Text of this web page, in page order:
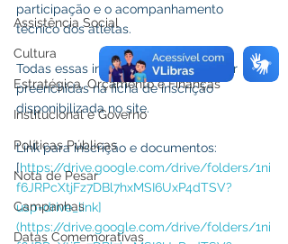
Assistência Social
Cultura
Estratégica, Orçamento e Finanças
Institucional e Governo
Políticas Públicas
Nota de Pesar
Campanhas
Datas Comemorativas
participação e o acompanhamento
técnico dos atletas.
Todas essas informações deverão ser
preenchidas na ficha de inscrição
disponibilizada no site.
Link para inscrição e documentos:
[https://drive.google.com/drive/folders/1ni
f6JRPcXtjFz7DBl7hxMSI6UxP4dTSV?
usp=drive_link]
(https://drive.google.com/drive/folders/1ni